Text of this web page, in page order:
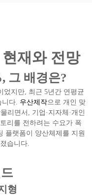
재와 전망
그 배경은?
었지만, 최근 5년간 연평균
니다. 우산제작으로 개인 맞
리면서, 기업·지자체·개인
리를 전하려는 수요가 폭
플랫폼이 양산체제를 지원
습니다.
형